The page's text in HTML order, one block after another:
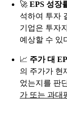
🚀 EPS 성장
석하여 투자
기업은 투자
예상할 수 있
📈 주가 대
의 주가가 현
었는지를 판
가 또는 과대